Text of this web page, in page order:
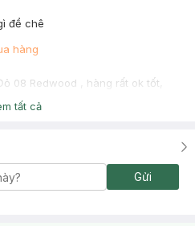
để chê
hàng
08 Redwood , hàng rất ok tốt,
tất cả
Gửi